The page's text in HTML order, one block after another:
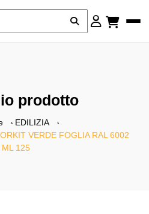
prodotto
EDILIZIA
VERDE FOGLIA RAL 6002
ML 125